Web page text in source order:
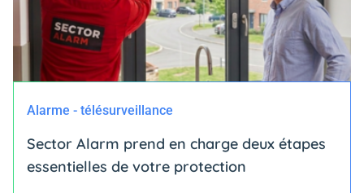
Alarme - télésurveillance
Sector Alarm prend en charge deux étapes
essentielles de votre protection